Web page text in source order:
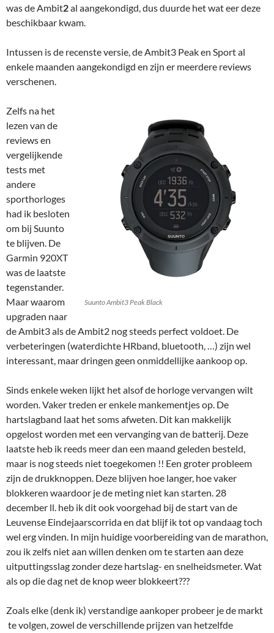
was de Ambit2al aangekondigd, dus duurde het wat eer deze
beschikbaar kwam.
Intussen is de recenste versie, de Ambit3 Peak en Sport al
enkele maanden aangekondigd en zijn er meerdere reviews
verschenen.
Suunto Ambit3 Peak Black
Zelfs na het
lezen van de
reviews en
vergelijkende
tests met
andere
sporthorloges
had ik besloten
om bij Suunto
te blijven. De
Garmin 920XT
was de laatste
tegenstander.
Maar waarom
upgraden naar
de Ambit3 als de Ambit2 nog steeds perfect voldoet. De
verbeteringen (waterdichte HRband, bluetooth, …) zijn wel
interessant, maar dringen geen onmiddellijke aankoop op.
Sinds enkele weken lijkt het alsof de horloge vervangen wilt
worden. Vaker treden er enkele mankementjes op. De
hartslagband laat het soms afweten. Dit kan makkelijk
opgelost worden met een vervanging van de batterij. Deze
laatste heb ik reeds meer dan een maand geleden besteld,
maar is nog steeds niet toegekomen !! Een groter probleem
zijn de drukknoppen. Deze blijven hoe langer, hoe vaker
blokkeren waardoor je de meting niet kan starten. 28
december ll. heb ik dit ook voorgehad bij de start van de
Leuvense Eindejaarscorrida en dat blijf ik tot op vandaag toch
wel erg vinden. In mijn huidige voorbereiding van de marathon,
zou ik zelfs niet aan willen denken om te starten aan deze
uitputtingsslag zonder deze hartslag- en snelheidsmeter. Wat
als op die dag net de knop weer blokkeert???
Zoals elke (denk ik) verstandige aankoper probeer je de markt
te volgen, zowel de verschillende prijzen van hetzelfde